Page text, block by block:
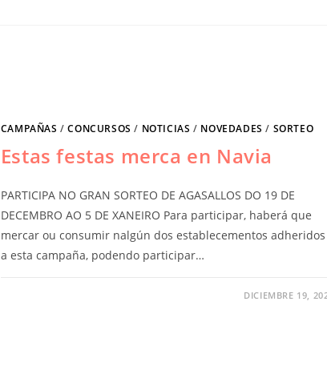
CAMPAÑAS /CONCURSOS / NOTICIAS / NOVEDADES / SORTEO
Estas festas merca en Navia
PARTICIPA NO GRAN SORTEO DE AGASALLOS DO 19 DE
DECEMBRO AO 5 DE XANEIRO Para participar, haberá que
mercar ou consumir nalgún dos establecementos adheridos
a esta campaña, podendo participar…
DICIEMBRE 19,